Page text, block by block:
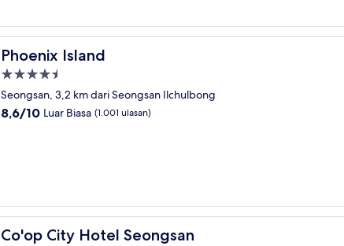
Phoenix Island
Phoenix Island
Properti
bintang
4.5
Seongsan, 3,2 km dari Seongsan Ilchulbong
8.6
8,6/10 Luar Biasa (1.001 ulasan)
Co'op City Hotel Seongsan
Co'op City Hotel Seongsan